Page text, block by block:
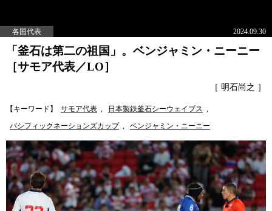
各国代表 2024.09.30
「釜石は第二の祖国」。ベンジャミン・ニーニー
［サモア代表／LO］
［ 明石尚之 ］
【キーワード】 サモア代表 , 日本製鉄釜石シーウェイブス ,
パシフィックネーションズカップ , ベンジャミン・ニーニー